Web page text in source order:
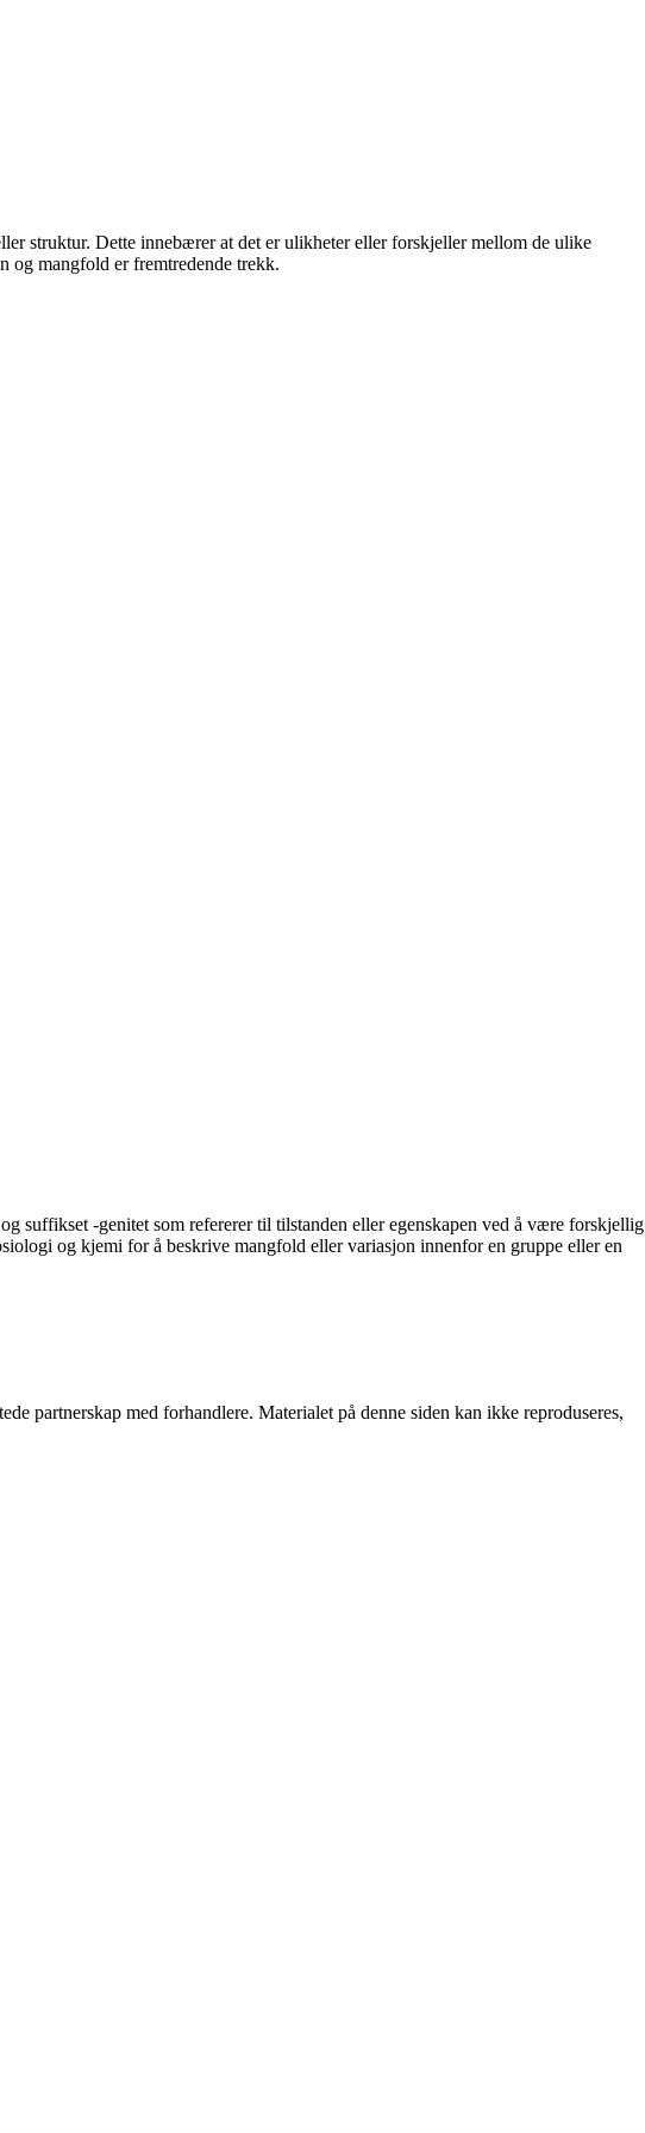
struktur. Dette innebærer at det er ulikheter eller forskjeller mellom de ulike
og mangfold er fremtredende trekk.
suffikset -genitet som refererer til tilstanden eller egenskapen ved å være forskjellig
og kjemi for å beskrive mangfold eller variasjon innenfor en gruppe eller en
partnerskap med forhandlere. Materialet på denne siden kan ikke reproduseres,